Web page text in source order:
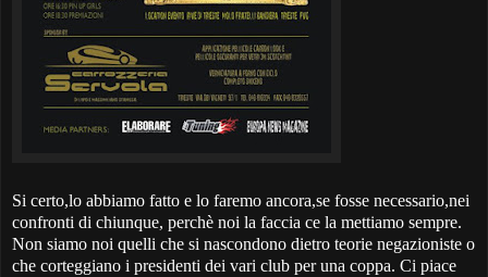
Si certo,lo abbiamo fatto e lo faremo ancora,se fosse necessario,nei
confronti di chiunque, perchè noi la faccia ce la mettiamo sempre.
Non siamo noi quelli che si nascondono dietro teorie negazioniste o
che corteggiano i presidenti dei vari club per una coppa. Ci piace